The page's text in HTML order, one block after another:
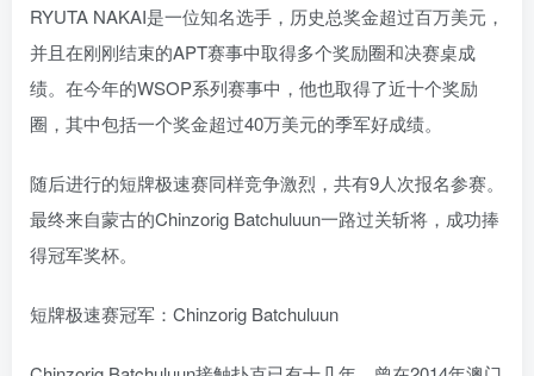
RYUTA NAKAI是一位知名选手，历史总奖金超过百万美元，
并且在刚刚结束的APT赛事中取得多个奖励圈和决赛桌成
绩。在今年的WSOP系列赛事中，他也取得了近十个奖励
圈，其中包括一个奖金超过40万美元的季军好成绩。
随后进行的短牌极速赛同样竞争激烈，共有9人次报名参赛。
最终来自蒙古的Chinzorig Batchuluun一路过关斩将，成功捧
得冠军奖杯。
短牌极速赛冠军：Chinzorig Batchuluun